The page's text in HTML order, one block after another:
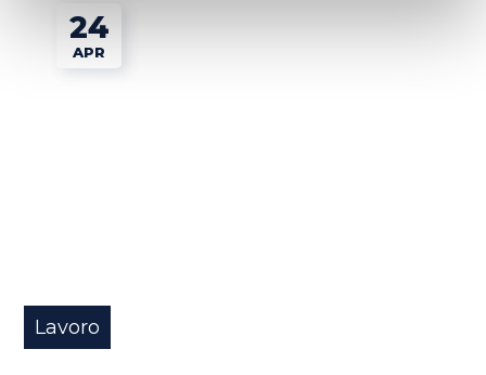
24
APR
Lavoro